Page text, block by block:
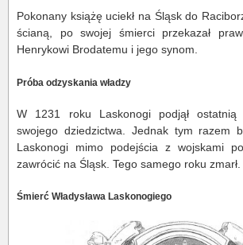
Pokonany książę uciekł na Śląsk do
ścianą, po swojej śmierci przekazał
Henrykowi Brodatemu i jego synom.
Próba odzyskania władzy
W 1231 roku Laskonogi podjął ostatnią
swojego dziedzictwa. Jednak tym razem
Laskonogi mimo podejścia z wojskami
zawrócić na Śląsk. Tego samego roku zmarł.
Śmierć Władysława Laskonogiego